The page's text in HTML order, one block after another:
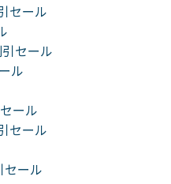
セール
セール
ル
ール
セール
ール